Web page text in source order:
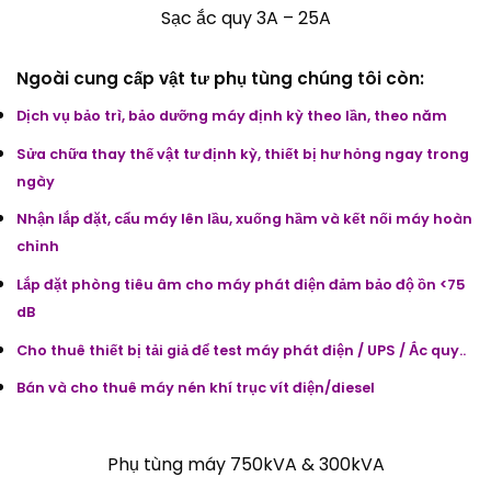
Sạc ắc quy 3A – 25A
Ngoài cung cấp vật tư phụ tùng chúng tôi còn:
Dịch vụ bảo trì, bảo dưỡng máy định kỳ theo lần, theo năm
Sửa chữa thay thế vật tư định kỳ, thiết bị hư hỏng ngay trong
ngày
Nhận lắp đặt, cẩu máy lên lầu, xuống hầm và kết nối máy hoàn
chỉnh
Lắp đặt phòng tiêu âm cho máy phát điện đảm bảo độ ồn <75
dB
Cho thuê thiết bị tải giả để test máy phát điện / UPS / Ắc quy..
Bán và cho thuê máy nén khí trục vít điện/diesel
Phụ tùng máy 750kVA & 300kVA